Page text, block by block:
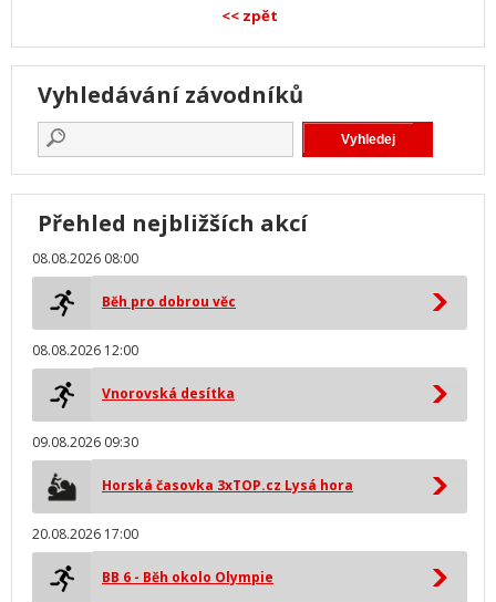
<< zpět
Vyhledávání závodníků
Přehled nejbližších akcí
08.08.2026 08:00
Běh pro dobrou věc
08.08.2026 12:00
Vnorovská desítka
09.08.2026 09:30
Horská časovka 3xTOP.cz Lysá hora
20.08.2026 17:00
BB 6 - Běh okolo Olympie